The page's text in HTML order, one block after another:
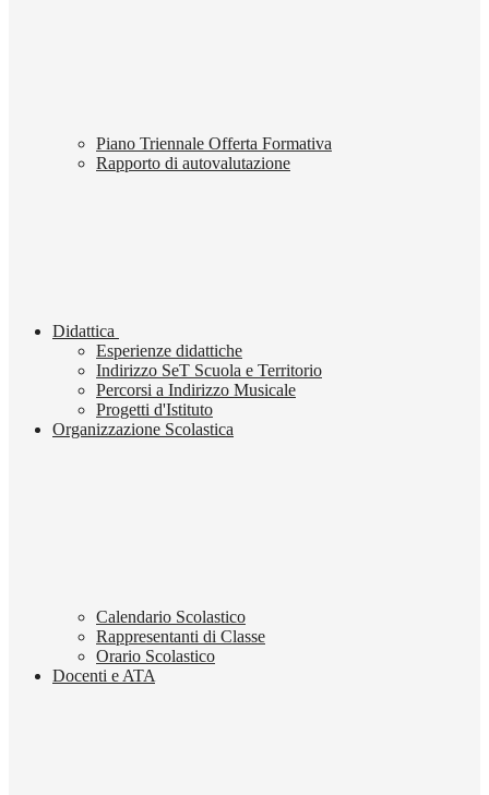
Piano Triennale Offerta Formativa
Rapporto di autovalutazione
Didattica
Esperienze didattiche
Indirizzo SeT Scuola e Territorio
Percorsi a Indirizzo Musicale
Progetti d'Istituto
Organizzazione Scolastica
Calendario Scolastico
Rappresentanti di Classe
Orario Scolastico
Docenti e ATA